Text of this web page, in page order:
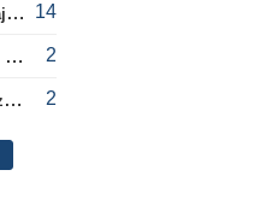
„Žalgiris“ neturėjo šansų prieš „Hajduk“ 14
„Šiaulių“ sezoną gelbėti bandys D. Lastauskas 2
M. Arteta: „Turime ambiciją kitą sezoną kovoti dėl visų titulų“ 2